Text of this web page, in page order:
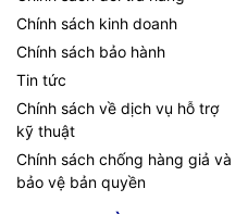
Chính sách kinh doanh
Chính sách bảo hành
Tin tức
Chính sách về dịch vụ hỗ trợ
kỹ thuật
Chính sách chống hàng giả và
bảo vệ bản quyền